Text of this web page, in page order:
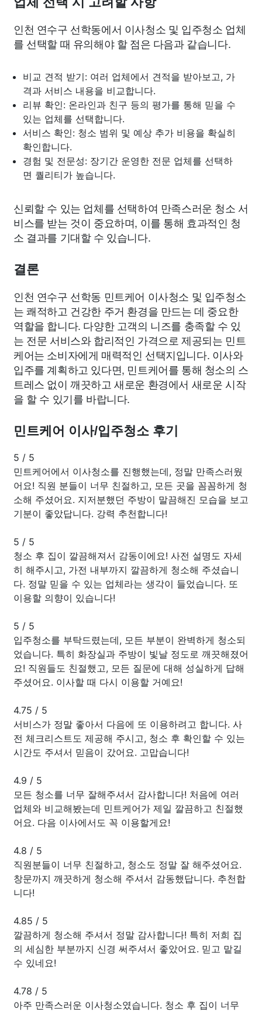
인천 연수구 선학동에서 이사청소 및 입주청소 업체
를 선택할 때 유의해야 할 점은 다음과 같습니다.
비교 견적 받기: 여러 업체에서 견적을 받아보고, 가
격과 서비스 내용을 비교합니다.
리뷰 확인: 온라인과 친구 등의 평가를 통해 믿을 수
있는 업체를 선택합니다.
서비스 확인: 청소 범위 및 예상 추가 비용을 확실히
확인합니다.
경험 및 전문성: 장기간 운영한 전문 업체를 선택하
면 퀄리티가 높습니다.
신뢰할 수 있는 업체를 선택하여 만족스러운 청소 서
비스를 받는 것이 중요하며, 이를 통해 효과적인 청
소 결과를 기대할 수 있습니다.
결론
인천 연수구 선학동 민트케어 이사청소 및 입주청소
는 쾌적하고 건강한 주거 환경을 만드는 데 중요한
역할을 합니다. 다양한 고객의 니즈를 충족할 수 있
는 전문 서비스와 합리적인 가격으로 제공되는 민트
케어는 소비자에게 매력적인 선택지입니다. 이사와
입주를 계획하고 있다면, 민트케어를 통해 청소의 스
트레스 없이 깨끗하고 새로운 환경에서 새로운 시작
을 할 수 있기를 바랍니다.
민트케어 이사/입주청소 후기
5 / 5
민트케어에서 이사청소를 진행했는데, 정말 만족스러웠
어요! 직원 분들이 너무 친절하고, 모든 곳을 꼼꼼하게 청
소해 주셨어요. 지저분했던 주방이 말끔해진 모습을 보고
기분이 좋았답니다. 강력 추천합니다!
5 / 5
청소 후 집이 깔끔해져서 감동이에요! 사전 설명도 자세
히 해주시고, 가전 내부까지 깔끔하게 청소해 주셨습니
다. 정말 믿을 수 있는 업체라는 생각이 들었습니다. 또
이용할 의향이 있습니다!
5 / 5
입주청소를 부탁드렸는데, 모든 부분이 완벽하게 청소되
었습니다. 특히 화장실과 주방이 빛날 정도로 깨끗해졌어
요! 직원들도 친절했고, 모든 질문에 대해 성실하게 답해
주셨어요. 이사할 때 다시 이용할 거예요!
4.75 / 5
서비스가 정말 좋아서 다음에 또 이용하려고 합니다. 사
전 체크리스트도 제공해 주시고, 청소 후 확인할 수 있는
시간도 주셔서 믿음이 갔어요. 고맙습니다!
4.9 / 5
모든 청소를 너무 잘해주셔서 감사합니다! 처음에 여러
업체와 비교해봤는데 민트케어가 제일 깔끔하고 친절했
어요. 다음 이사에서도 꼭 이용할게요!
4.8 / 5
직원분들이 너무 친절하고, 청소도 정말 잘 해주셨어요.
창문까지 깨끗하게 청소해 주셔서 감동했답니다. 추천합
니다!
4.85 / 5
깔끔하게 청소해 주셔서 정말 감사합니다! 특히 저희 집
의 세심한 부분까지 신경 써주셔서 좋았어요. 믿고 맡길
수 있네요!
4.78 / 5
아주 만족스러운 이사청소였습니다. 청소 후 집이 너무